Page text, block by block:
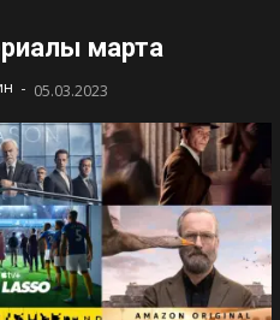
марта
- 05.03.2023